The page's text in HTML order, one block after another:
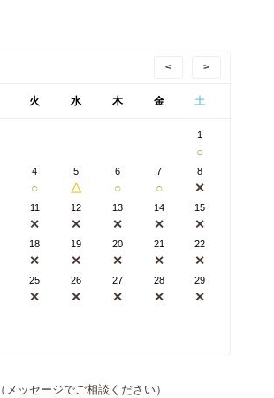
< >
火 水 木 金 土
1
○
4
○
5
△
6
○
7
○
8
✕
11
✕
12
✕
13
✕
14
✕
15
✕
18
✕
19
✕
20
✕
21
✕
22
✕
25
✕
26
✕
27
✕
28
✕
29
✕
（メッセージでご相談ください）